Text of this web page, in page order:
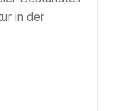
in der